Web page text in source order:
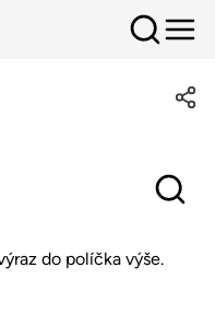
do políčka výše.